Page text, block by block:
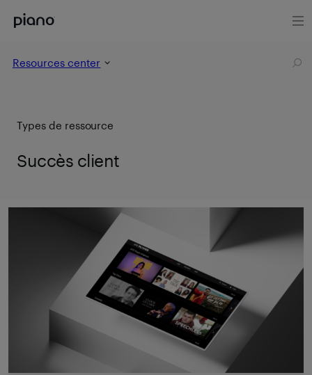
Resources center
Types de ressource
Succès client